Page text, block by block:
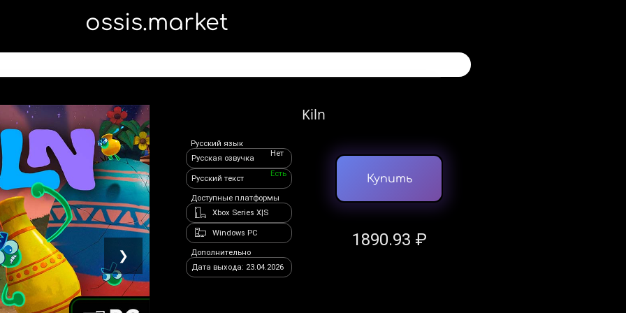
ossis.market
❯
Kiln
Русский язык
Русская озвучка
Нет
Русский текст
Есть
Доступные платформы
Xbox Series X|S
Windows PC
Дополнительно
Дата выхода: 23.04.2026
Купить
1890.93 ₽